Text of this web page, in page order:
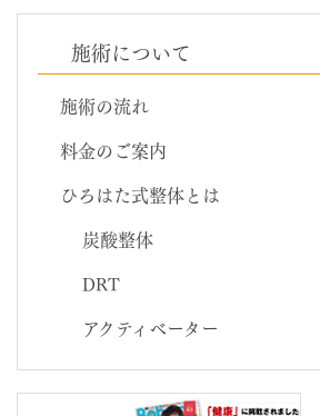
施術について
施術の流れ
料金のご案内
ひろはた式整体とは
炭酸整体
DRT
アクティベーター